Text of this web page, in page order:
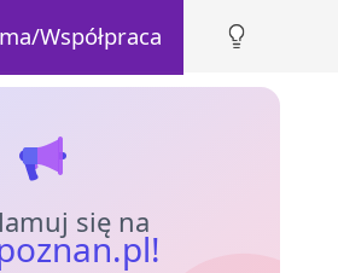
Współpraca
się na